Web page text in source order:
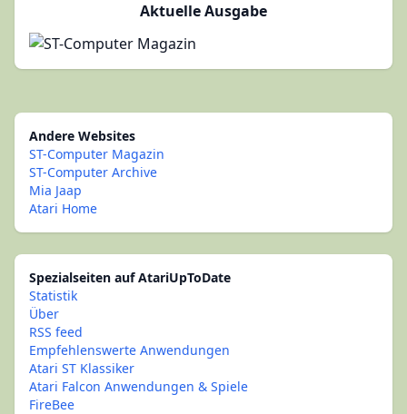
Aktuelle Ausgabe
Andere Websites
ST-Computer Magazin
ST-Computer Archive
Mia Jaap
Atari Home
Spezialseiten auf AtariUpToDate
Statistik
Über
RSS feed
Empfehlenswerte Anwendungen
Atari ST Klassiker
Atari Falcon Anwendungen & Spiele
FireBee